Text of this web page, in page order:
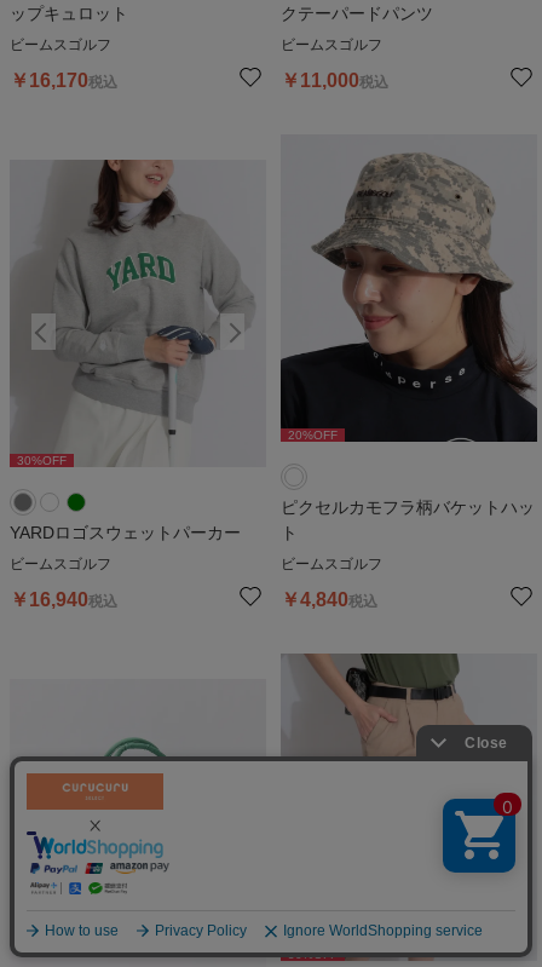
ップキュロット
ビームスゴルフ
￥ 16,170税込
クテーパードパンツ
ビームスゴルフ
￥ 11,000税込
30%OFF
YARDロゴスウェットパーカー
ビームスゴルフ
￥ 16,940税込
20%OFF
ピクセルカモフラ柄バケットハッ
ト
ビームスゴルフ
￥4,840税込
50%OFF 50%OFF
絞り込む